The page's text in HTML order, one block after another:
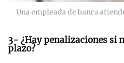
Una empleada de banca
3- ¿Hay penalizaciones si
plazo?